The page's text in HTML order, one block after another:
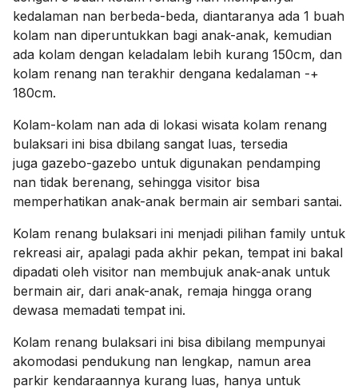
kedalaman nan berbeda-beda, diantaranya ada 1 buah
kolam nan diperuntukkan bagi anak-anak, kemudian
ada kolam dengan keladalam lebih kurang 150cm, dan
kolam renang nan terakhir dengana kedalaman -+
180cm.
Kolam-kolam nan ada di lokasi wisata kolam renang
bulaksari ini bisa dbilang sangat luas, tersedia
juga gazebo-gazebo untuk digunakan pendamping
nan tidak berenang, sehingga visitor bisa
memperhatikan anak-anak bermain air sembari santai.
Kolam renang bulaksari ini menjadi pilihan family untuk
rekreasi air, apalagi pada akhir pekan, tempat ini bakal
dipadati oleh visitor nan membujuk anak-anak untuk
bermain air, dari anak-anak, remaja hingga orang
dewasa memadati tempat ini.
Kolam renang bulaksari ini bisa dibilang mempunyai
akomodasi pendukung nan lengkap, namun area
parkir kendaraannya kurang luas, hanya untuk